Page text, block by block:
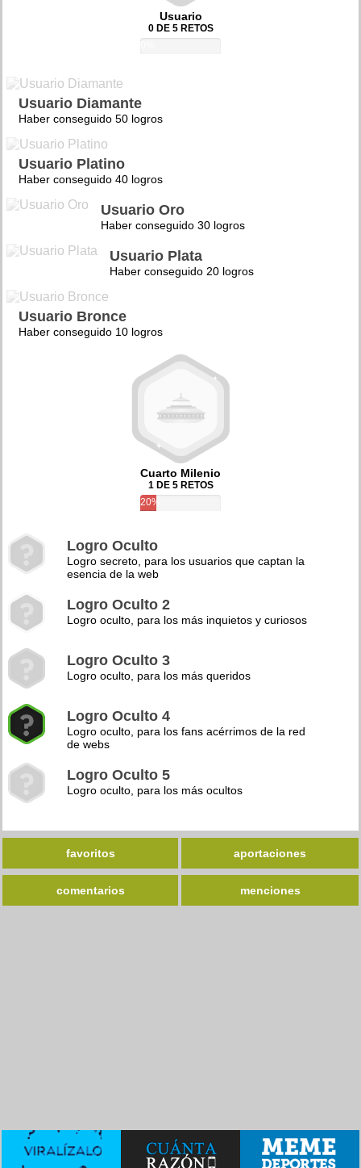
Usuario
0 DE 5 RETOS
Usuario Diamante
Haber conseguido 50 logros
Usuario Platino
Haber conseguido 40 logros
Usuario Oro
Haber conseguido 30 logros
Usuario Plata
Haber conseguido 20 logros
Usuario Bronce
Haber conseguido 10 logros
Cuarto Milenio
1 DE 5 RETOS
20%
Logro Oculto
Logro secreto, para los usuarios que captan la
esencia de la web
Logro Oculto 2
Logro oculto, para los más inquietos y curiosos
Logro Oculto 3
Logro oculto, para los más queridos
Logro Oculto 4
Logro oculto, para los fans acérrimos de la red
de webs
Logro Oculto 5
Logro oculto, para los más ocultos
favoritos aportaciones
comentarios menciones